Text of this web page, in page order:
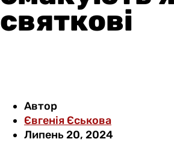
святкові
Автор
Євгенія Єськова
Липень 20, 2024